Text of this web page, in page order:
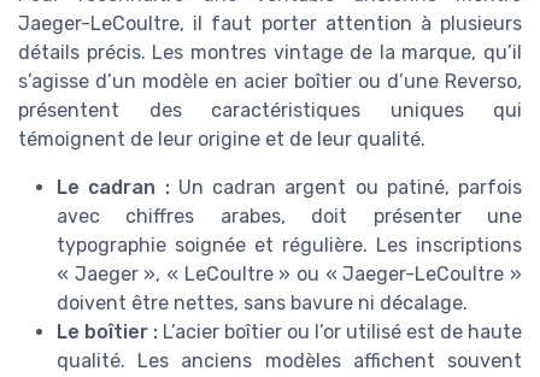
Jaeger-LeCoultre, il faut porter attention à plusieurs
détails précis. Les montres vintage de la marque, qu’il
s’agisse d’un modèle en acier boîtier ou d’une Reverso,
présentent des caractéristiques uniques qui
témoignent de leur origine et de leur qualité.
Le cadran :Un cadran argent ou patiné, parfois
avec chiffres arabes, doit présenter une
typographie soignée et régulière. Les inscriptions
« Jaeger », « LeCoultre » ou « Jaeger-LeCoultre »
doivent être nettes, sans bavure ni décalage.
Le boîtier : L’acier boîtier ou l’or utilisé est de haute
qualité. Les anciens modèles affichent souvent